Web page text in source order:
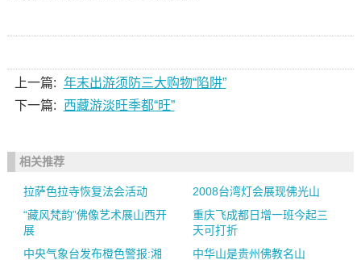
上一篇: 年末出游须防三大购物“陷阱”
下一篇:
西藏游淡旺季都“旺”
相关推荐
拉萨色拉寺恢复法会活动
2008台湾灯会展现佛光山
“藏风梵韵”佛像艺术展山西开
展
重庆飞成都日增一班今起三
天可打折
中央气象台发布橙色警报:湘
中华山是贵州佛教名山